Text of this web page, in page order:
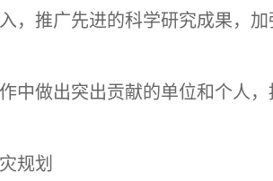
，推广先进的科学研究成果，
做出突出贡献的单位和个人，
规划